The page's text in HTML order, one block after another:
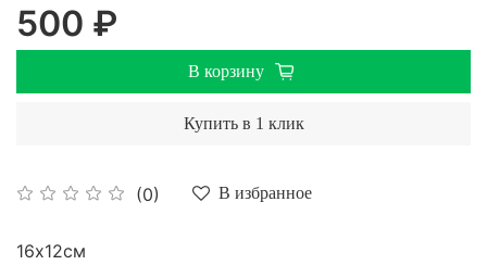
(0) В избранное
500 ₽
В корзину
Купить в 1 клик
16х12см